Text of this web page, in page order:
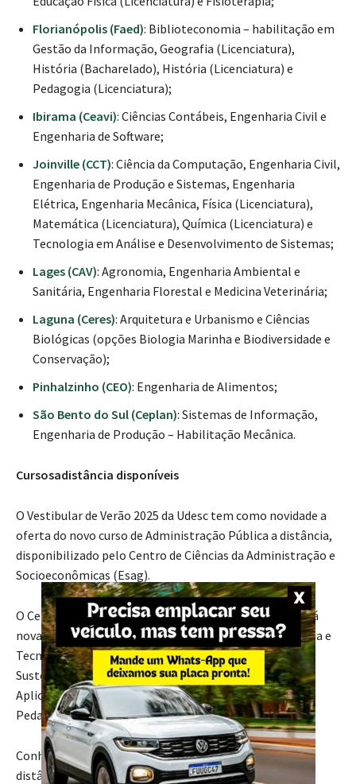
Florianópolis (Faed): Biblioteconomia – habilitação em
Gestão da Informação, Geografia (Licenciatura),
História (Bacharelado), História (Licenciatura) e
Pedagogia (Licenciatura);
Ibirama (Ceavi): Ciências Contábeis, Engenharia Civil e
Engenharia de Software;
Joinville (CCT): Ciência da Computação, Engenharia Civil,
Engenharia de Produção e Sistemas, Engenharia
Elétrica, Engenharia Mecânica, Física (Licenciatura),
Matemática (Licenciatura), Química (Licenciatura) e
Tecnologia em Análise e Desenvolvimento de Sistemas;
Lages (CAV): Agronomia, Engenharia Ambiental e
Sanitária, Engenharia Florestal e Medicina Veterinária;
Laguna (Ceres): Arquitetura e Urbanismo e Ciências
Biológicas (opções Biologia Marinha e Biodiversidade e
Conservação);
Pinhalzinho (CEO): Engenharia de Alimentos;
São Bento do Sul (Ceplan): Sistemas de Informação,
Engenharia de Produção – Habilitação Mecânica.
Cursosadistância disponíveis
O Vestibular de Verão 2025 da Udesc tem como novidade a
oferta do novo curso de Administração Pública a distância,
disponibilizado pelo Centro de Ciências da Administração e
Socioeconômicas (Esag).
O Centro de Educação a Distância (Cead) também abrirá
novas turmas do bacharelado interdisciplinar em Ciência e
Tecnologia (ênfase em Gestão Ambiental e
Sustentabilidade ou em Metodologias e Tecnologias
Aplicadas a Educação a Distância), além do curso de
Pedagogia.
Conheça a lista de cursos ofertados na modalidade a
distância e seus respectivos polos de apoio presencial: